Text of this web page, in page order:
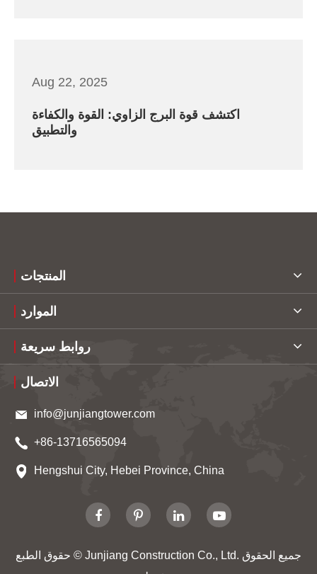
Aug 22, 2025
اكتشف قوة البرج الزاوي: القوة والكفاءة
والتطبيق
المنتجات
الموارد
روابط سريعة
الاتصال
info@junjiangtower.com
+86-13716565094
Hengshui City, Hebei Province, China
حقوق الطبع © Junjiang Construction Co., Ltd.